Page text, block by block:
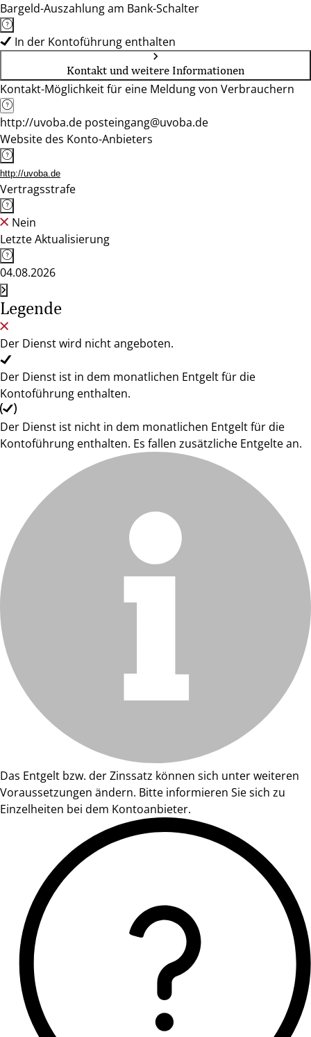
Bargeld-Auszahlung am Bank-Schalter
In der Kontoführung enthalten
Kontakt und weitere Informationen
Kontakt-Möglichkeit für eine Meldung von Verbrauchern
http://uvoba.de posteingang@uvoba.de
Website des Konto-Anbieters
http://uvoba.de
Vertragsstrafe
Nein
Letzte Aktualisierung
04.08.2026
Legende
Der Dienst wird nicht angeboten.
Der Dienst ist in dem monatlichen Entgelt für die
Kontoführung enthalten.
Der Dienst ist nicht in dem monatlichen Entgelt für die
Kontoführung enthalten. Es fallen zusätzliche Entgelte an.
Das Entgelt bzw. der Zinssatz können sich unter weiteren
Voraussetzungen ändern. Bitte informieren Sie sich zu
Einzelheiten bei dem Kontoanbieter.